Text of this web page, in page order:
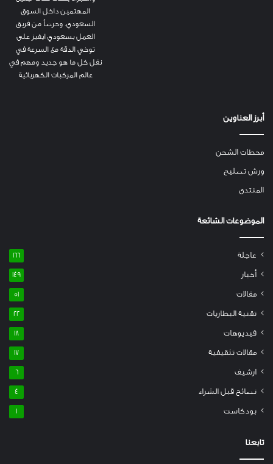
المهتمين داخل السوق
السعودي. وحرصاً من فريق
العمل بسعودي ايفيز على
توخي الدقة مع السرعة في
نقل كل ما هو جديد ومهم في
عالم المركبات الكهربائية
أبرز العناوين
محطات الشحن
ورش تصليح
المنتدى
الموضوعات الشائعة
عاجلة 166
أخبار 149
مقالات 51
تقنية البطاريات 22
فيديوهات 18
مقالات تثقيفية 17
ارشيف 6
نصائح قبل الشراء 4
بودكاست 1
تابعنا